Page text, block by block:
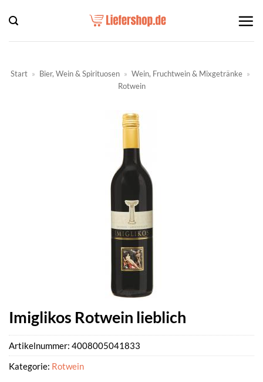
Inhalt
springen
Start » Bier, Wein & Spirituosen » Wein, Fruchtwein & Mixgetränke »
Rotwein
Imiglikos Rotwein lieblich
Artikelnummer: 4008005041833
Kategorie: Rotwein